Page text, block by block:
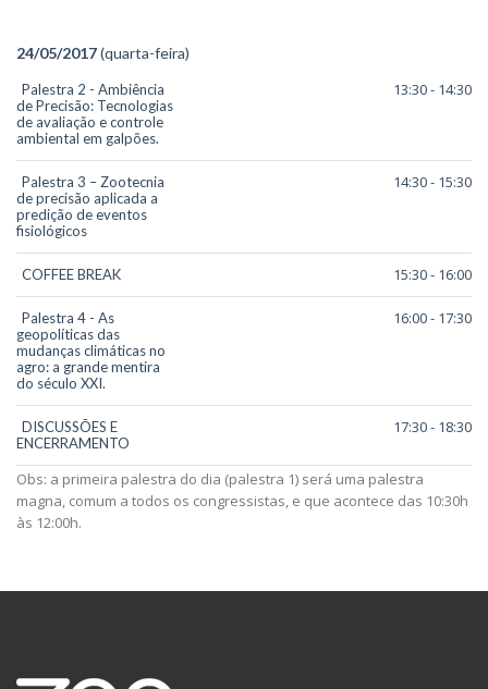
24/05/2017(quarta-feira)
Palestra 2 - Ambiência
de Precisão: Tecnologias
de avaliação e controle
ambiental em galpões.
13:30 - 14:30
Palestra 3 – Zootecnia
de precisão aplicada a
predição de eventos
fisiológicos
14:30 - 15:30
COFFEE BREAK 15:30 - 16:00
Palestra 4 - As
geopolíticas das
mudanças climáticas no
agro: a grande mentira
do século XXI.
16:00 - 17:30
DISCUSSÕES E
ENCERRAMENTO
17:30 - 18:30
Obs: a primeira palestra do dia (palestra 1) será uma palestra
magna, comum a todos os congressistas, e que acontece das 10:30h
às 12:00h.